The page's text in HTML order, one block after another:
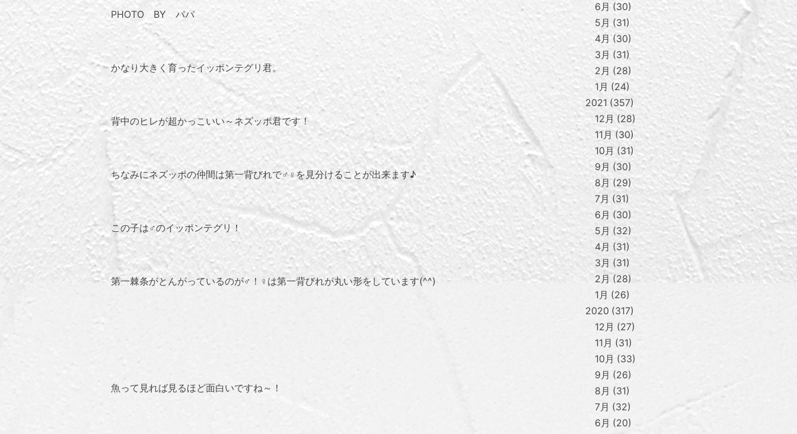
PHOTO BY パパ
かなり大きく育ったイッポンテグリ君。
背中のヒレが超かっこいい～ネズッポ君です！
ちなみにネズッポの仲間は第一背びれで♂♀を見分けることが出来ます♪
この子は♂のイッポンテグリ！
第一棘条がとんがっているのが♂！♀は第一背びれが丸い形をしています(^^)
魚って見れば見るほど面白いですね～！
6月
30
5月
31
4月
30
3月 31
2月
28
1月
24
2021 357
12月
28
11月
30
10月
31
9月
30
8月
29
7月
31
6月
30
5月
32
4月
31
3月
31
2月
28
1月
26
2020 317
12月
27
11月
31
10月
33
9月
26
8月
31
7月
32
6月
20